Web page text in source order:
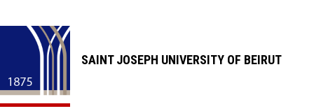
INSTITUTIONS
ADMISSION
SAINT JOSEPH UNIVERSITY OF BEIRUT